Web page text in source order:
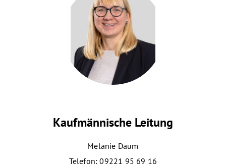
Kaufmännische Leitung
Melanie Daum
Telefon: 09221 95 69 16